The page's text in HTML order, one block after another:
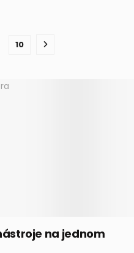
10
na jednom